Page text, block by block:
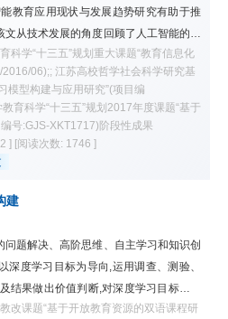
教育应用现状与发展趋势研究有助于推
从技术发展的角度回顾了人工智能的发
三次浪潮,揭示了人工智能的三大要素与
中的四大具体应用形态,分析了人工智能
未来的发展趋势,最后归纳并构建了人工
在为我国人工智能与教育的融合发展提
科学“十三五”规划重大课题“教育信息化
06);; 江苏高校哲学社会科学研究基
模型构建与应用研究”(项目编
育科学“十三五”规划2017年度课题“基于
号:GJS-XKT1717)阶段性成果
] [阅读次数: 1746 ]
建
题解决、高阶思维、自主学习和知识创
深度学习目标为导向,运用调查、测验、
结果做出价值判断,对深度学习目标进行
学习这一问题,提出构建以布鲁姆的认知
改课题“基于开放教育资源的双语课程研